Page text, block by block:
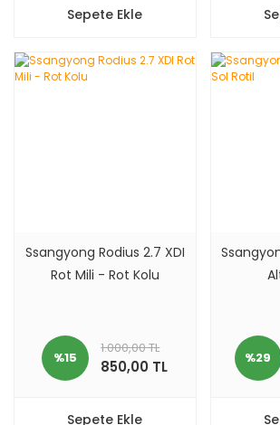
Sepete Ekle
Ssangyong Rodius 2.7 XDI
Rot Mili - Rot Kolu
%15
1.000,00 TL
850,00 TL
Sepete Ekle
%29